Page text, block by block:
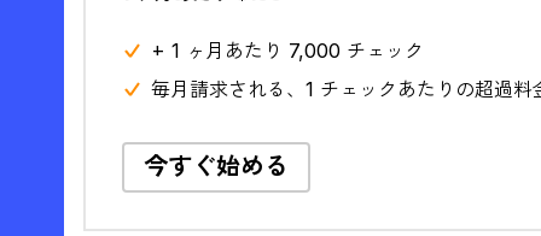
+ 1 ヶ月あたり 7,000 チェック
毎月請求される、1 チェックあたりの超過
今すぐ始める